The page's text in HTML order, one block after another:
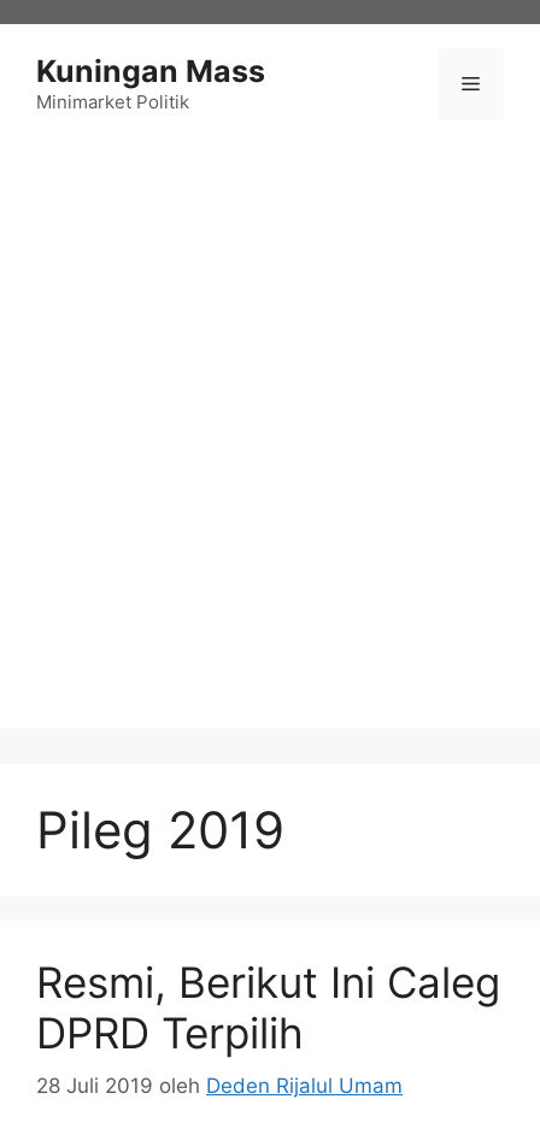
Kuningan Mass
Minimarket Politik
Menu
Pileg 2019
Resmi, Berikut Ini Caleg
DPRD Terpilih
28 Juli 2019 oleh Deden Rijalul Umam